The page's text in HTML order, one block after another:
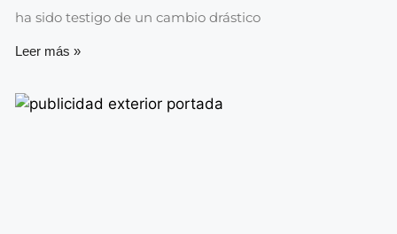
ha sido testigo de un cambio drástico
Leer más »